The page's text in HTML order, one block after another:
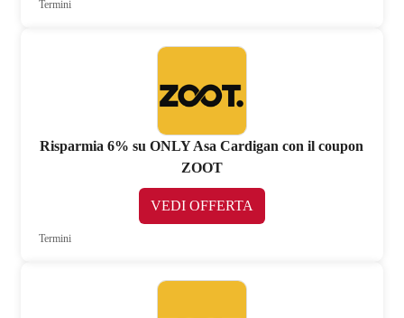
Termini
Risparmia 6% su ONLY Asa Cardigan con il coupon
ZOOT
VEDI OFFERTA
Termini